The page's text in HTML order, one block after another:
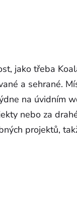
jako třeba
a sehrané.
na úvidním
nebo za
projektů,